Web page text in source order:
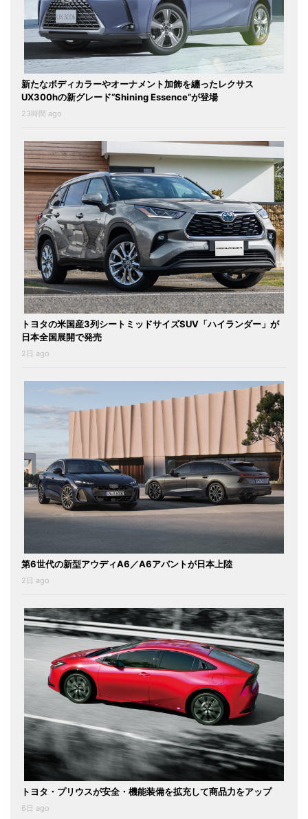
新たなボディカラーやオーナメント加飾を纏ったレクサス
UX300hの新グレード“Shining Essence”が登場
23時間 ago
トヨタの米国産3列シートミッドサイズSUV「ハイランダー」が
日本全国展開で発売
2日 ago
第6世代の新型アウディA6／A6アバントが日本上陸
2日 ago
トヨタ・プリウスが安全・機能装備を拡充して商品力をアップ
6日 ago